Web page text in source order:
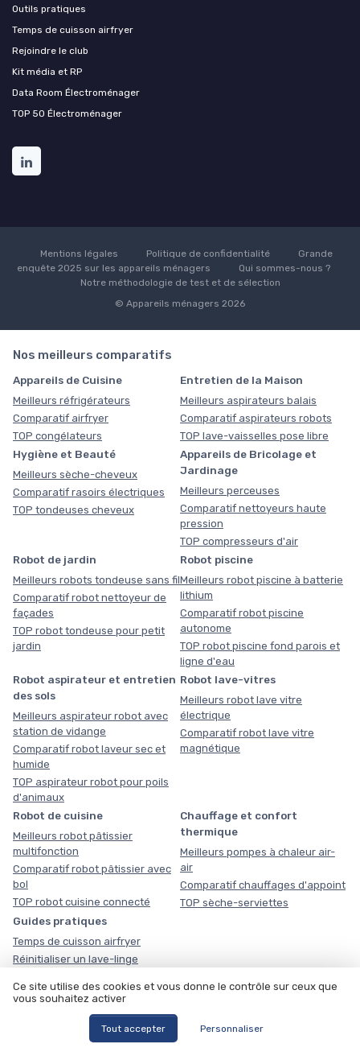
Outils pratiques
Temps de cuisson airfryer
Rejoindre le club
Kit média et RP
Data Room Électroménager
TOP 50 Électroménager
Mentions légales Politique de confidentialité
Grande
enquête 2025 sur les appareils ménagers
Qui sommes-nous ?
Notre méthodologie de test et de sélection
© Appareils ménagers 2026
Nos meilleurs comparatifs
Appareils de Cuisine
Meilleurs réfrigérateurs
Comparatif airfryer
TOP congélateurs
Entretien de la Maison
Meilleurs aspirateurs balais
Comparatif aspirateurs robots
TOP lave-vaisselles pose libre
Hygiène et Beauté
Meilleurs sèche-cheveux
Comparatif rasoirs électriques
TOP tondeuses cheveux
Appareils de Bricolage et
Jardinage
Meilleurs perceuses
Comparatif nettoyeurs haute
pression
TOP compresseurs d'air
Robot de jardin
Meilleurs robots tondeuse sans fil
Comparatif robot nettoyeur de
façades
TOP robot tondeuse pour petit
jardin
Robot piscine
Meilleurs robot piscine à batterie
lithium
Comparatif robot piscine
autonome
TOP robot piscine fond parois et
ligne d'eau
Robot aspirateur et entretien
des sols
Meilleurs aspirateur robot avec
station de vidange
Comparatif robot laveur sec et
humide
TOP aspirateur robot pour poils
d'animaux
Robot lave-vitres
Meilleurs robot lave vitre
électrique
Comparatif robot lave vitre
magnétique
Robot de cuisine
Meilleurs robot pâtissier
multifonction
Comparatif robot pâtissier avec
bol
TOP robot cuisine connecté
Chauffage et confort
thermique
Meilleurs pompes à chaleur air-
air
Comparatif chauffages d'appoint
TOP sèche-serviettes
Guides pratiques
Temps de cuisson airfryer
Réinitialiser un lave-linge
Symboles du lave-vaisselle
Détartrer une machine Krups
Ce site utilise des cookies et vous donne le contrôle sur ceux que
vous souhaitez activer
Tout accepter Personnaliser